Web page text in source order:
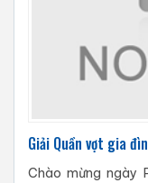
Giải Quần vợt gia
Chào mừng ngày